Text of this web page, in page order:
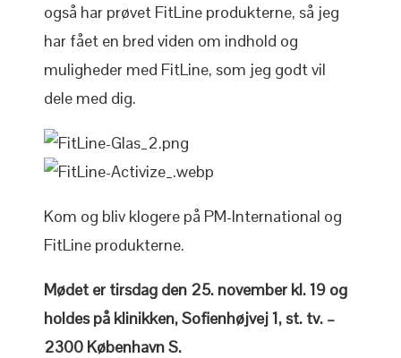
også har prøvet FitLine produkterne, så jeg
har fået en bred viden om indhold og
muligheder med FitLine, som jeg godt vil
dele med dig.
Kom og bliv klogere på PM-International og
FitLine produkterne.
Mødet er tirsdag den 25. november kl. 19 og
holdes på klinikken, Sofienhøjvej 1, st. tv. –
2300 København S.